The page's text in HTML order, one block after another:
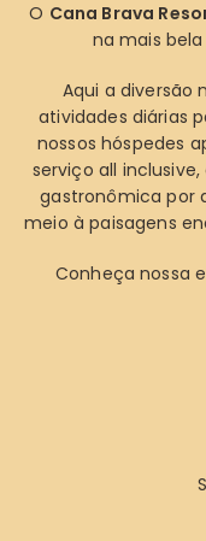
O Cana Brava
na mais bela
Aqui a diversão
atividades diárias
nossos hóspedes
serviço all
gastronômica por
meio à paisagens
Conheça nossa